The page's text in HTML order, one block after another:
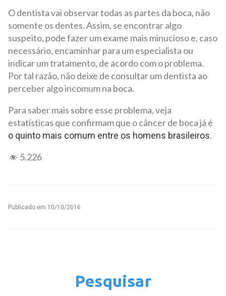
O dentista vai observar todas as partes da boca, não
somente os dentes. Assim, se encontrar algo
suspeito, pode fazer um exame mais minucioso e, caso
necessário, encaminhar para um especialista ou
indicar um tratamento, de acordo com o problema.
Por tal razão, não deixe de consultar um dentista ao
perceber algo incomum na boca.
Para saber mais sobre esse problema, veja
estatísticas que confirmam que o câncer de boca já é
o quinto mais comum entre os homens brasileiros.
5.226
Publicado em 10/10/2016
Pesquisar